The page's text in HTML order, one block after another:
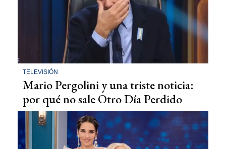
TELEVISIÓN
Mario Pergolini y una triste noticia:
por qué no sale Otro Día Perdido